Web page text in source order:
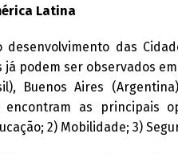
Latina
desenvolvimento das
já podem ser observados
Buenos Aires
encontram as principais
2) Mobilidade; 3)